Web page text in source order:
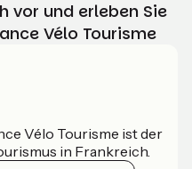
vor und erleben Sie
Vélo Tourisme
Vélo Tourisme ist der
in Frankreich.